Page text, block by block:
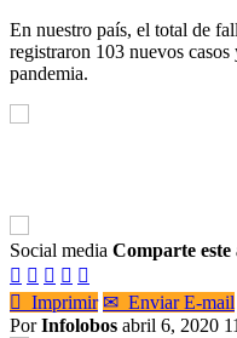
En nuestro país, el total de
registraron 103 nuevos
pandemia.
Social media Comparte
    
 Imprimir ✉ Enviar E-mail
PorInfolobos abril 6, 2020